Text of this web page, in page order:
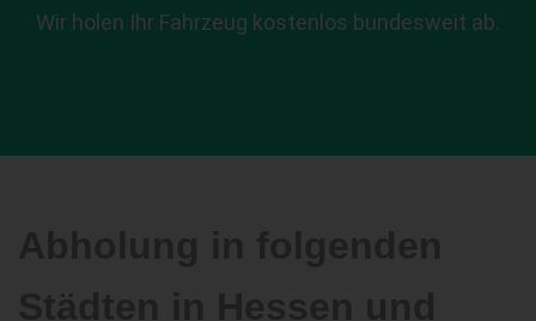
Wir holen Ihr Fahrzeug kostenlos bundesweit ab.